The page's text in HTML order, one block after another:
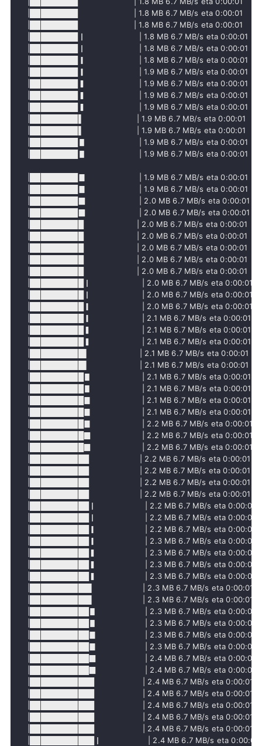
     |█████████▊                      | 1.9 MB 6.7 MB/s eta 0:00:01
     |█████████▊                      | 1.9 MB 6.7 MB/s eta 0:00:01
     |█████████▉                      | 2.0 MB 6.7 MB/s eta 0:00:01
     |█████████▉                      | 2.0 MB 6.7 MB/s eta 0:00:01
     |██████████                      | 2.0 MB 6.7 MB/s eta 0:00:01
     |██████████                      | 2.0 MB 6.7 MB/s eta 0:00:01
     |██████████                      | 2.0 MB 6.7 MB/s eta 0:00:01
     |██████████                      | 2.0 MB 6.7 MB/s eta 0:00:01
     |██████████                      | 2.0 MB 6.7 MB/s eta 0:00:01
     |██████████▏                     | 2.0 MB 6.7 MB/s eta 0:00:01
     |██████████▏                     | 2.0 MB 6.7 MB/s eta 0:00:01
     |██████████▎                     | 2.0 MB 6.7 MB/s eta 0:00:01
     |██████████▎                     | 2.1 MB 6.7 MB/s eta 0:00:01
     |██████████▍                     | 2.1 MB 6.7 MB/s eta 0:00:01
     |██████████▍                     | 2.1 MB 6.7 MB/s eta 0:00:01
     |██████████▌                     | 2.1 MB 6.7 MB/s eta 0:00:01
     |██████████▌                     | 2.1 MB 6.7 MB/s eta 0:00:01
     |██████████▋                     | 2.1 MB 6.7 MB/s eta 0:00:01
     |██████████▋                     | 2.1 MB 6.7 MB/s eta 0:00:01
     |██████████▊                     | 2.1 MB 6.7 MB/s eta 0:00:01
     |██████████▊                     | 2.1 MB 6.7 MB/s eta 0:00:01
     |██████████▊                     | 2.2 MB 6.7 MB/s eta 0:00:01
     |██████████▉                     | 2.2 MB 6.7 MB/s eta 0:00:01
     |██████████▉                     | 2.2 MB 6.7 MB/s eta 0:00:01
     |███████████                     | 2.2 MB 6.7 MB/s eta 0:00:01
     |███████████                     | 2.2 MB 6.7 MB/s eta 0:00:01
     |███████████                     | 2.2 MB 6.7 MB/s eta 0:00:01
     |███████████                     | 2.2 MB 6.7 MB/s eta 0:00:01
     |███████████▏                    | 2.2 MB 6.7 MB/s eta 0:00:01
     |███████████▏                    | 2.2 MB 6.7 MB/s eta 0:00:01
     |███████████▎                    | 2.2 MB 6.7 MB/s eta 0:00:01
     |███████████▎                    | 2.3 MB 6.7 MB/s eta 0:00:01
     |███████████▍                    | 2.3 MB 6.7 MB/s eta 0:00:01
     |███████████▍                    | 2.3 MB 6.7 MB/s eta 0:00:01
     |███████████▍                    | 2.3 MB 6.7 MB/s eta 0:00:01
     |███████████▌                    | 2.3 MB 6.7 MB/s eta 0:00:01
     |███████████▌                    | 2.3 MB 6.7 MB/s eta 0:00:01
     |███████████▋                    | 2.3 MB 6.7 MB/s eta 0:00:01
     |███████████▋                    | 2.3 MB 6.7 MB/s eta 0:00:01
     |███████████▊                    | 2.3 MB 6.7 MB/s eta 0:00:01
     |███████████▊                    | 2.3 MB 6.7 MB/s eta 0:00:01
     |███████████▉                    | 2.4 MB 6.7 MB/s eta 0:00:01
     |███████████▉                    | 2.4 MB 6.7 MB/s eta 0:00:01
     |████████████                    | 2.4 MB 6.7 MB/s eta 0:00:01
     |████████████                    | 2.4 MB 6.7 MB/s eta 0:00:01
     |████████████                    | 2.4 MB 6.7 MB/s eta 0:00:01
     |████████████                    | 2.4 MB 6.7 MB/s eta 0:00:01
     |████████████                    | 2.4 MB 6.7 MB/s eta 0:00:01
     |████████████▏                   | 2.4 MB 6.7 MB/s eta 0:00:01